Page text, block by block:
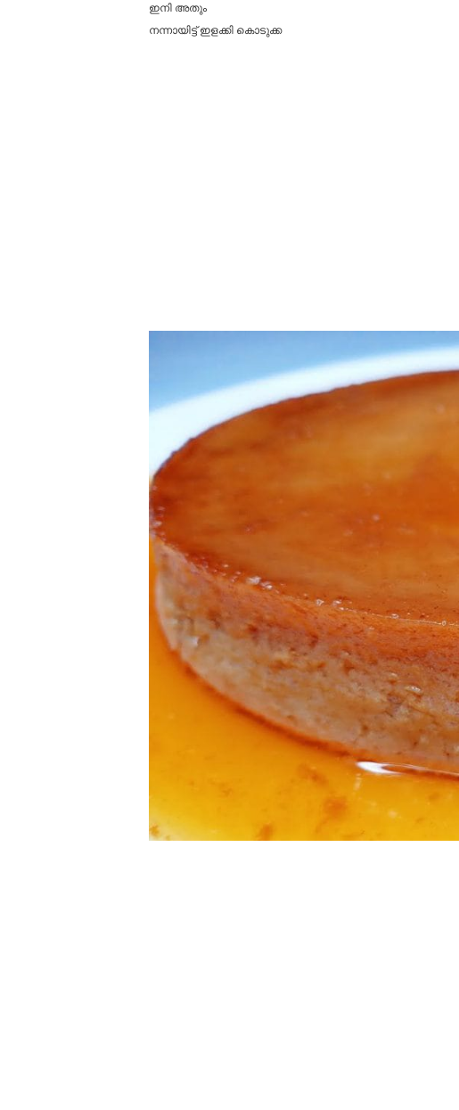
ഇനി അതും
നന്നായിട്ട് ഇളക്കി കൊടുക്ക